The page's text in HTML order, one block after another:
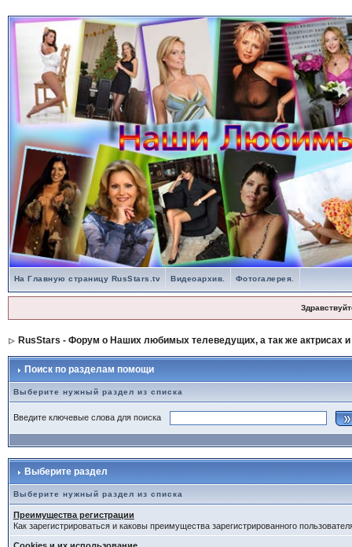
На Главную страницу RusStars.tv Видеоархив. Фотогалерея.
RusStars - Форум о Наших любимых телеведущих, а так же актрисах и
Поиск по разделам помощи
Выберите нужный раздел из списка
Введите ключевые слова для поиска
Выберите раздел
Выберите нужный раздел из списка
Преимущества регистрации
Как зарегистрироваться и каковы преимущества зарегистрированного